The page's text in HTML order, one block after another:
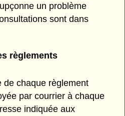
un problème
sont dans
règlements
de chaque règlement
par courrier à chaque
indiquée aux